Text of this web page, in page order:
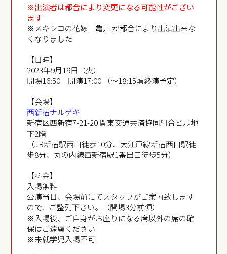
※出演者は都合により変更になる可能性がござい
ます
※メキシコの花嫁 亀井 が都合により出演出来な
くなりました
【日時】
2023年9月19日（火）
開場16:50 開演17:00 （～18:15頃終演予定）
【会場】
西新宿ナルゲキ
新宿区西新宿7-21-20 関東交通共済協同組合ビル地
下2階
（JR新宿駅西口徒歩10分、大江戸線新宿西口駅徒
歩8分、丸の内線西新宿駅1番出口徒歩5分）
【料金】
入場無料
公演当日、会場前にてスタッフがご案内致します
ので、ご整列下さい。（開場3分前頃）
※入場後、ご自身がお座りになる席以外の席の確
保はご遠慮ください
※未就学児入場不可